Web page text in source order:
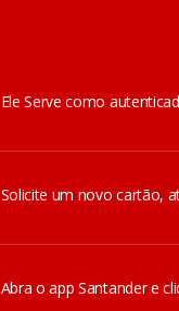
Ele Serve como
Solicite um novo cartão,
Abra o app Santander e